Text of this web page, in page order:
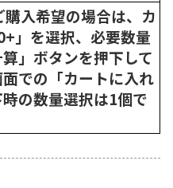
入希望の場合は、カ
」を選択、必要数量
」ボタンを押下して
での「カートに入れ
の数量選択は1個で